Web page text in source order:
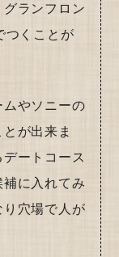
ランフロン
つくことが
やソニーの
が出来ま
ートコース
に入れてみ
穴場で人が